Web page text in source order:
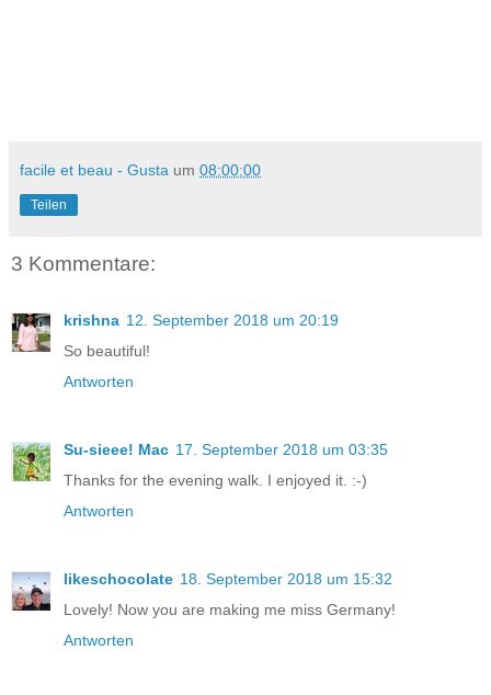
facile et beau - Gusta um 08:00:00
Teilen
3 Kommentare:
krishna 12. September 2018 um 20:19
So beautiful!
Antworten
Su-sieee! Mac 17. September 2018 um 03:35
Thanks for the evening walk. I enjoyed it. :-)
Antworten
likeschocolate 18. September 2018 um 15:32
Lovely! Now you are making me miss Germany!
Antworten